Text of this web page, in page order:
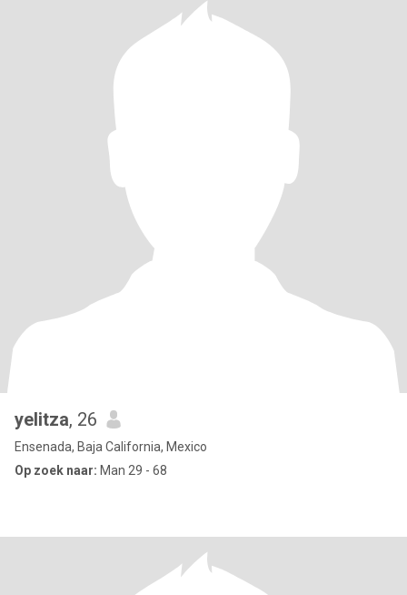
yelitza, 26
Ensenada, Baja California, Mexico
Op zoek naar: Man 29 - 68